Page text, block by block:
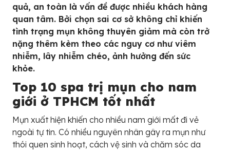
quả, an toàn là vấn đề được nhiều khách hàng
quan tâm. Bởi chọn sai cơ sở không chỉ khiến
tình trạng mụn không thuyên giảm mà còn trở
nặng thêm kèm theo các nguy cơ như viêm
nhiễm, lây nhiễm chéo, ảnh hưởng đến sức
khỏe.
Top 10 spa trị mụn cho nam
giới ở TPHCM tốt nhất
Mụn xuất hiện khiến cho nhiều nam giới mất đi vẻ
ngoài tự tin. Có nhiều nguyên nhân gây ra mụn như
thói quen sinh hoạt, cách vệ sinh và chăm sóc da